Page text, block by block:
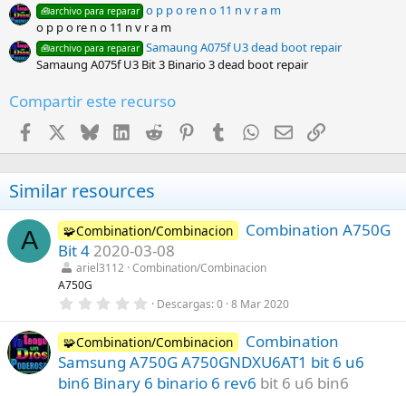
🧰archivo para reparar o p p o re n o 11 n v r a m
o p p o re n o 11 n v r a m
🧰archivo para reparar Samaung A075f U3 dead boot repair
Samaung A075f U3 Bit 3 Binario 3 dead boot repair
Compartir este recurso
Facebook BlueskyLinkedInReddit PinterestTumblr WhatsApp
EmailEnlace
Similar resources
A 🧩Combination/Combinacion
Combination A750G
Bit 4 2020-03-08
ariel3112 Combination/Combinacion
A750G
0
0
0
e
s
t
r
Descargas 0 8 Mar 2020
🧩Combination/Combinacion
Combination
Samsung A750G A750GNDXU6AT1 bit 6 u6
bin6 Binary 6 binario 6 rev6 bit 6 u6 bin6